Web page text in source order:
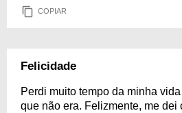
COPIAR
Felicidade
Perdi muito tempo da minha
que não era. Felizmente, me dei